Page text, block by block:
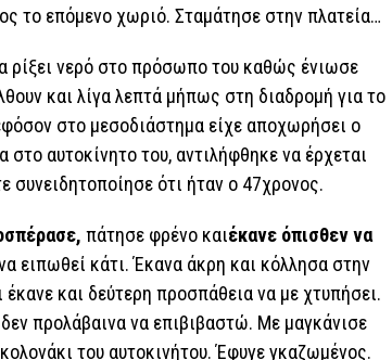
το επόμενο χωριό. Σταμάτησε στην πλατεία…
ρίξει νερό στο πρόσωπο του καθώς ένιωσε
και λίγα λεπτά μήπως στη διαδρομή για το
στο μεσοδιάστημα είχε αποχωρήσει ο
αυτοκίνητο του, αντιλήφθηκε να έρχεται
συνειδητοποίησε ότι ήταν ο 47χρονος.
πάτησε φρένο καιέκανε όπισθεν να
ειπωθεί κάτι. Έκανα άκρη και κόλλησα στην
και δεύτερη προσπάθεια να με χτυπήσει.
προλάβαινα να επιβιβαστώ. Με μαγκάνισε
του αυτοκινήτου. Έφυγε γκαζωμένος.